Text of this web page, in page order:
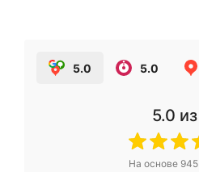
5.0 5.0
5.0
На основе 945